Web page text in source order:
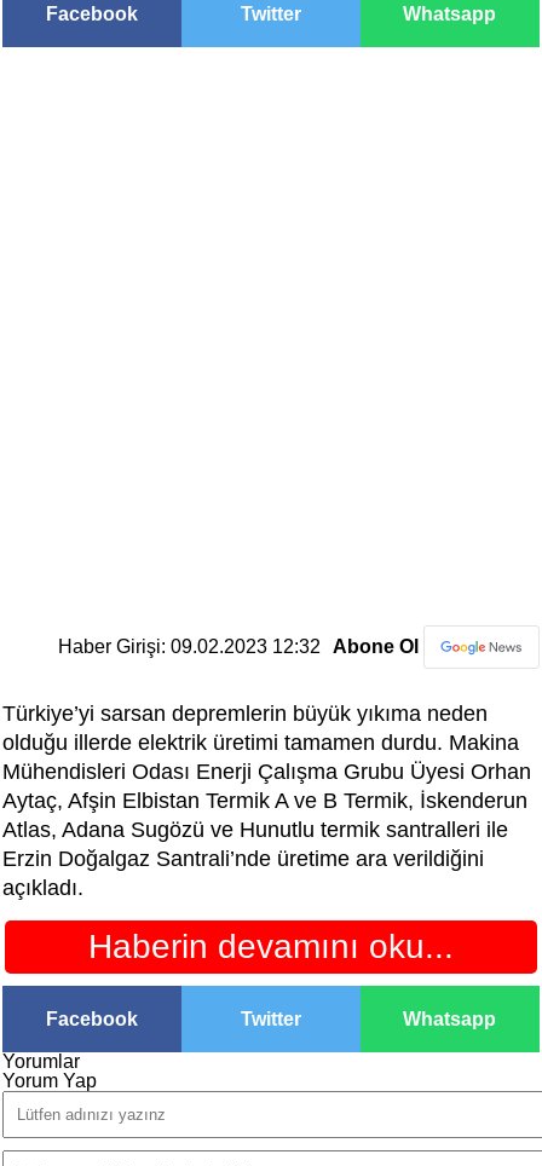
Facebook Twitter Whatsapp
Haber Girişi: 09.02.2023 12:32 Abone Ol
Türkiye’yi sarsan depremlerin büyük yıkıma neden
olduğu illerde elektrik üretimi tamamen durdu. Makina
Mühendisleri Odası Enerji Çalışma Grubu Üyesi Orhan
Aytaç, Afşin Elbistan Termik A ve B Termik, İskenderun
Atlas, Adana Sugözü ve Hunutlu termik santralleri ile
Erzin Doğalgaz Santrali’nde üretime ara verildiğini
açıkladı.
Haberin devamını oku...
Facebook Twitter Whatsapp
Yorumlar
Yorum Yap